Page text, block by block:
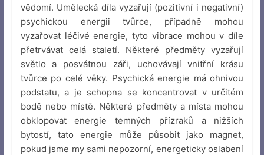
vědomí. Umělecká díla vyzařují (pozitivní i negativní)
psychickou energii tvůrce, případně mohou
vyzařovat léčivé energie, tyto vibrace mohou v díle
přetrvávat celá staletí. Některé předměty vyzařují
světlo a posvátnou záři, uchovávají vnitřní krásu
tvůrce po celé věky. Psychická energie má ohnivou
podstatu, a je schopna se koncentrovat v určitém
bodě nebo místě. Některé předměty a místa mohou
obklopovat energie temných přízraků a nižších
bytostí, tato energie může působit jako magnet,
pokud jsme my sami nepozorní, energeticky oslabení